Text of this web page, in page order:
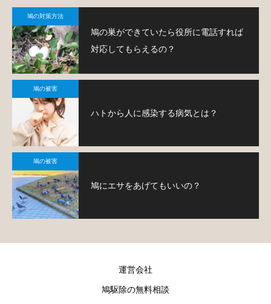
鳩の対策方法
鳩の巣ができていたら役所に電話すれば
対応してもらえるの？
鳩の被害
ハトから人に感染する病気とは？
鳩の被害
鳩にエサをあげてもいいの？
運営会社
鳩駆除の無料相談